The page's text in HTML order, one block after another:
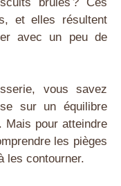
et elles résultent
avec un peu de
vous savez
sur un équilibre
Mais pour atteindre
les pièges
les contourner.